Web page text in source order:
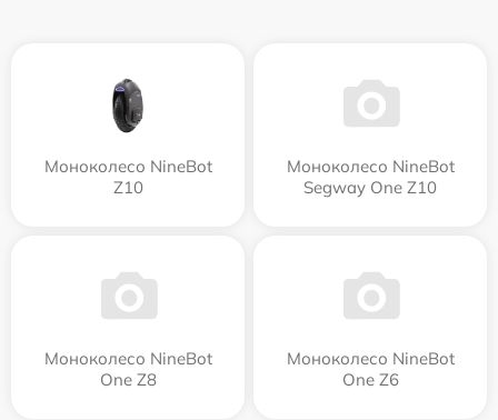
Моноколесо NineBot
Z10
Моноколесо NineBot
Segway One Z10
Моноколесо NineBot
One Z8
Моноколесо NineBot
One Z6